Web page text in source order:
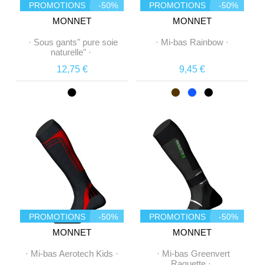
PROMOTIONS -50%
MONNET
· Sous gants" pure soie
naturelle"·
12,75 €
PROMOTIONS -50%
MONNET
· Mi-bas Rainbow ·
9,45 €
PROMOTIONS -50%
MONNET
· Mi-bas Aerotech Kids ·
PROMOTIONS -50%
MONNET
· Mi-bas Greenvert